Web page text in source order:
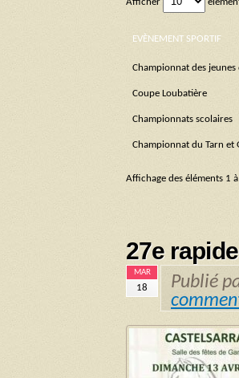
EVÈNEMENT SPORTIF
Championnat des
Coupe Loubatière
Championnats scolaires
Championnat du Tarn et
Affichage des éléments 1
27e
MAR
18
Publié